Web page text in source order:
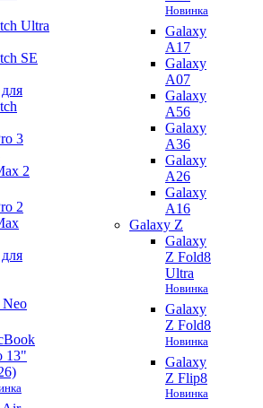
Ultra
SE
3
2
2
13"
Новинка
Galaxy
A17
Galaxy
A07
Galaxy
A56
Galaxy
A36
Galaxy
A26
Galaxy
A16
Galaxy Z
Galaxy
Z Fold8
Ultra
Новинка
Galaxy
Z Fold8
Новинка
Galaxy
Z Flip8
Новинка